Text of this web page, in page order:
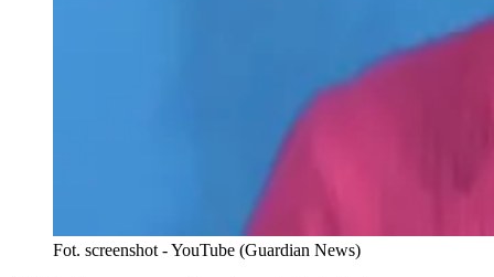
Fot. screenshot - YouTube (Guardian News)